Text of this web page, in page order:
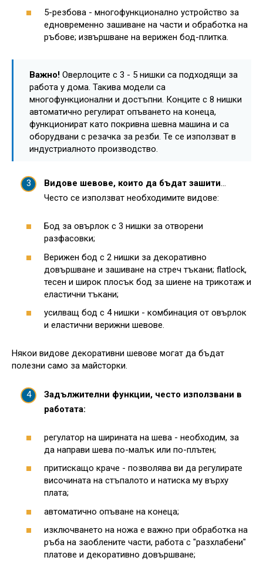
5-резбова - многофункционално устройство за
едновременно зашиване на части и обработка на
ръбове; извършване на верижен бод-плитка.
Важно! Оверлоците с 3 - 5 нишки са подходящи за
работа у дома. Такива модели са
многофункционални и достъпни. Конците с 8 нишки
автоматично регулират опъването на конеца,
функционират като покривна шевна машина и са
оборудвани с резачка за резби. Те се използват в
индустриалното производство.
Видове шевове, които да бъдат зашити...
Често се използват необходимите видове:
Бод за овърлок с 3 нишки за отворени
разфасовки;
Верижен бод с 2 нишки за декоративно
довършване и зашиване на стреч тъкани; flatlock,
тесен и широк плосък бод за шиене на трикотаж и
еластични тъкани;
усилващ бод с 4 нишки - комбинация от овърлок
и еластични верижни шевове.
Някои видове декоративни шевове могат да бъдат
полезни само за майсторки.
Задължителни функции, често използвани в
работата:
регулатор на ширината на шева - необходим, за
да направи шева по-малък или по-плътен;
притискащо краче - позволява ви да регулирате
височината на стъпалото и натиска му върху
плата;
автоматично опъване на конеца;
изключването на ножа е важно при обработка на
ръба на заоблените части, работа с "разхлабени"
платове и декоративно довършване;